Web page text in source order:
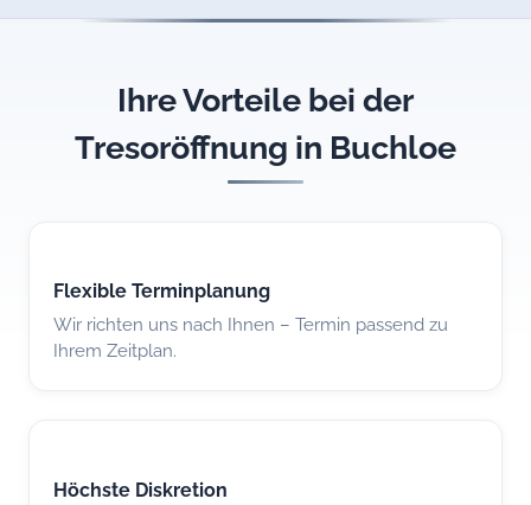
Ihre Vorteile bei der
Tresoröffnung in Buchloe
Flexible Terminplanung
Wir richten uns nach Ihnen – Termin passend zu
Ihrem Zeitplan.
Höchste Diskretion